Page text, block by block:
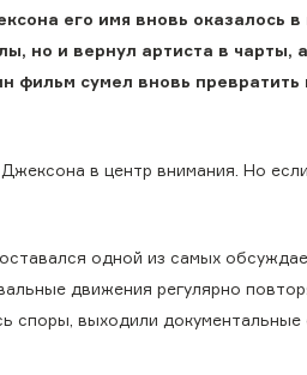
его имя вновь оказалось
но и вернул артиста в чарты,
фильм сумел вновь
в центр внимания. Но
одной из самых
движения регулярно
споры, выходили